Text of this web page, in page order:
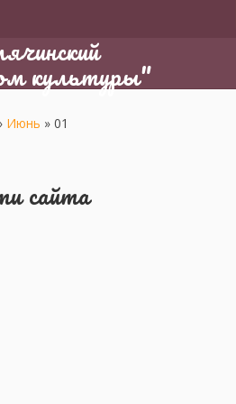
культуры"
Июнь » 01
сайта